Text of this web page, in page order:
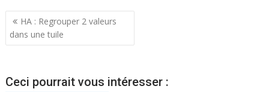
Navigation
de
HA : Regrouper 2 valeurs
dans une tuile
Ceci pourrait vous intéresser :